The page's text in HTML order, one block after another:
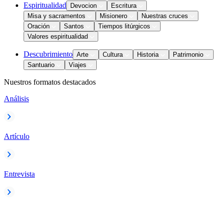
Espiritualidad Devocion
Escritura
Misa y sacramentos
Misionero
Nuestras cruces
Oración
Santos
Tiempos litúrgicos
Valores espiritualidad
Descubrimiento Arte Cultura Historia
Patrimonio
Santuario
Viajes
Nuestros formatos destacados
Análisis
Artículo
Entrevista